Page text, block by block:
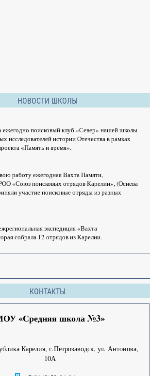
НОВОСТИ ШКОЛЫ
ежегодно поисковый клуб «Север» нашей школы
исследователей истории Отечества в рамках
«Память и время».
работу ежегодная Вахта Памяти,
«Союз поисковых отрядов Карелии», (Осиева
участие поисковые отряды из разных
экспедиция «Вахта
собрала 12 отрядов из Карелии.
КОНТАКТЫ
«Средняя школа №3»
Карелия, г.Петрозаводск, ул. Антонова,
10А